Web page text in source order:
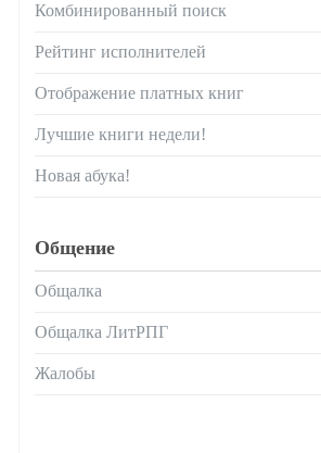
Комбинированный поиск
Рейтинг исполнителей
Отображение платных книг
Лучшие книги недели!
Новая абука!
Общение
Общалка
Общалка ЛитРПГ
Жалобы